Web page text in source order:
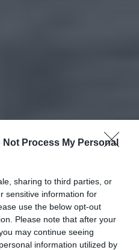
Not Process My Personal
sharing to third parties, or
sensitive information for
use the below opt-out
Please note that after your
may continue seeing
information utilized by